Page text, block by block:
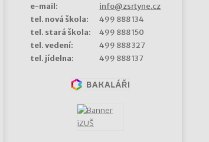
e-mail:
info@zsrtyne.cz
tel. nová škola:
499 888 134
tel. stará škola:
499 888 150
tel. vedení:
499 888 327
tel. jídelna:
499 888 137